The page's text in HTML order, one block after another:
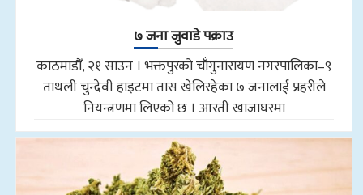
७ जना जुवाडे पक्राउ
काठमाडौँ, २१ साउन । भक्तपुरको चाँगुनारायण नगरपालिका–९
ताथली चुन्देवी हाइटमा तास खेलिरहेका ७ जनालाई प्रहरीले
नियन्त्रणमा लिएको छ । आरती खाजाघरमा